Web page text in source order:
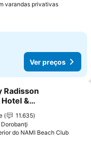
varandas privativas
Ver preços
aos favoritos
Radisson
&
11.635
do NAMI Beach Club